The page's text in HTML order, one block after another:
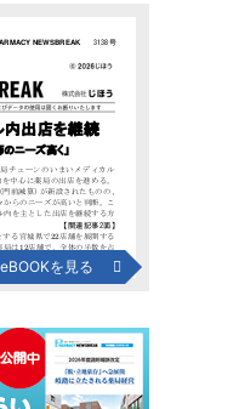
eBOOKを見る